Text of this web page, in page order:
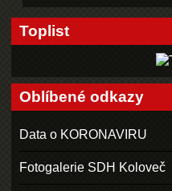
Toplist
Oblíbené odkazy
Data o KORONAVIRU
Fotogalerie SDH Koloveč